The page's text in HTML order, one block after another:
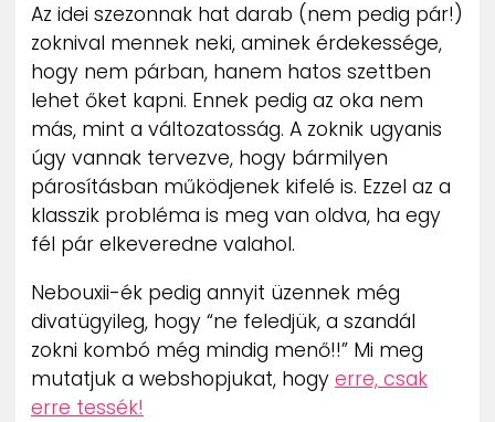
Az idei szezonnak hat darab (nem pedig pár!)
zoknival mennek neki, aminek érdekessége,
hogy nem párban, hanem hatos szettben
lehet őket kapni. Ennek pedig az oka nem
más, mint a változatosság. A zoknik ugyanis
úgy vannak tervezve, hogy bármilyen
párosításban működjenek kifelé is. Ezzel az a
klasszik probléma is meg van oldva, ha egy
fél pár elkeveredne valahol.
Nebouxii-ék pedig annyit üzennek még
divatügyileg, hogy “ne feledjük, a szandál
zokni kombó még mindig menő!!” Mi meg
mutatjuk a webshopjukat, hogy erre, csak
erre tessék!